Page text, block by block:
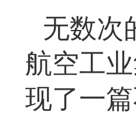
无数次
航空工
现了一